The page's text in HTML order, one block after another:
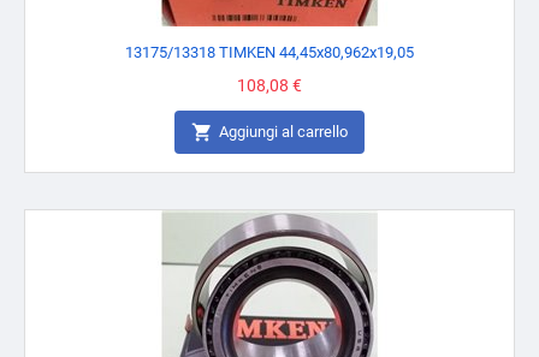
13175/13318 TIMKEN 44,45x80,962x19,05
Prezzo
108,08 €
 Aggiungi al carrello